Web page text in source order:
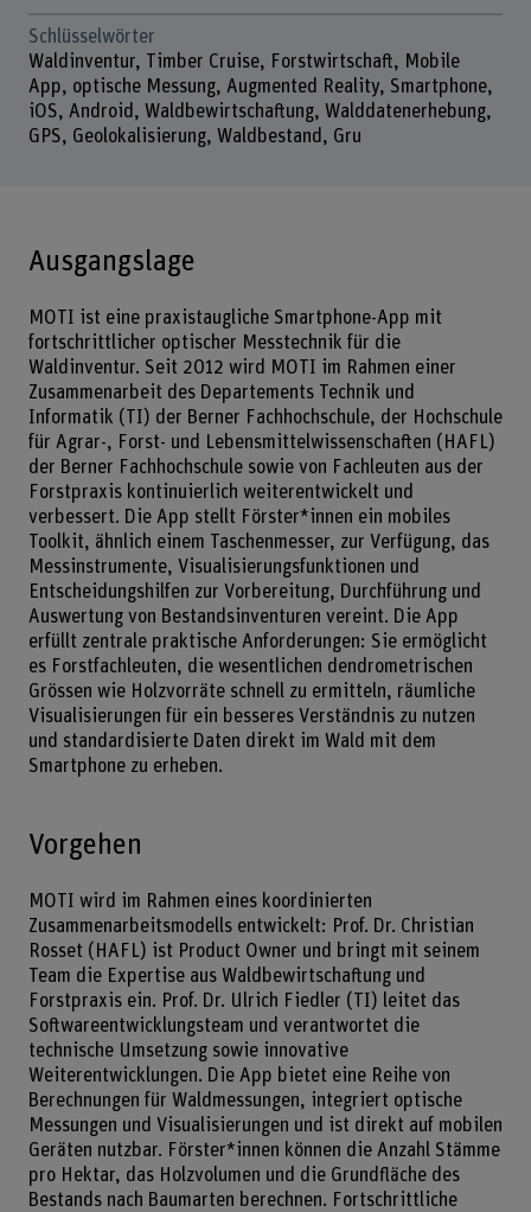
Schlüsselwörter
Waldinventur, Timber Cruise, Forstwirtschaft, Mobile
App, optische Messung, Augmented Reality, Smartphone,
iOS, Android, Waldbewirtschaftung, Walddatenerhebung,
GPS, Geolokalisierung, Waldbestand, Gru
Ausgangslage
MOTI ist eine praxistaugliche Smartphone-App mit
fortschrittlicher optischer Messtechnik für die
Waldinventur. Seit 2012 wird MOTI im Rahmen einer
Zusammenarbeit des Departements Technik und
Informatik (TI) der Berner Fachhochschule, der Hochschule
für Agrar-, Forst- und Lebensmittelwissenschaften (HAFL)
der Berner Fachhochschule sowie von Fachleuten aus der
Forstpraxis kontinuierlich weiterentwickelt und
verbessert. Die App stellt Förster*innen ein mobiles
Toolkit, ähnlich einem Taschenmesser, zur Verfügung, das
Messinstrumente, Visualisierungsfunktionen und
Entscheidungshilfen zur Vorbereitung, Durchführung und
Auswertung von Bestandsinventuren vereint. Die App
erfüllt zentrale praktische Anforderungen: Sie ermöglicht
es Forstfachleuten, die wesentlichen dendrometrischen
Grössen wie Holzvorräte schnell zu ermitteln, räumliche
Visualisierungen für ein besseres Verständnis zu nutzen
und standardisierte Daten direkt im Wald mit dem
Smartphone zu erheben.
Vorgehen
MOTI wird im Rahmen eines koordinierten
Zusammenarbeitsmodells entwickelt: Prof. Dr. Christian
Rosset (HAFL) ist Product Owner und bringt mit seinem
Team die Expertise aus Waldbewirtschaftung und
Forstpraxis ein. Prof. Dr. Ulrich Fiedler (TI) leitet das
Softwareentwicklungsteam und verantwortet die
technische Umsetzung sowie innovative
Weiterentwicklungen. Die App bietet eine Reihe von
Berechnungen für Waldmessungen, integriert optische
Messungen und Visualisierungen und ist direkt auf mobilen
Geräten nutzbar. Förster*innen können die Anzahl Stämme
pro Hektar, das Holzvolumen und die Grundfläche des
Bestands nach Baumarten berechnen. Fortschrittliche